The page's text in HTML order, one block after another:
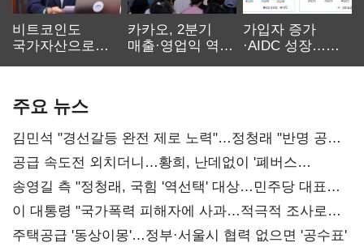
비트코인도
국가자산으로…'
카카오, 2분기
매출·영업익 역대
가입자 증가
·AIDC 성장…
주요 뉴스
김민석 "경선갈등 완전 제로 노력"…정청래 "반명 공세
사과부터"
공급 속도전 외치더니…황희, 난데없이 '폐버스
리모델링' 제안
송영길 측 "정청래, 국힘 '역선택' 대상…민주당 대표로
총선 지휘 못해"
이 대통령 "국가폭력 피해자에 사과…적극적 조사로
진실 밝혀야"
주택공급 '동상이몽'…정부·서울시 협력 없으면 '공수표'